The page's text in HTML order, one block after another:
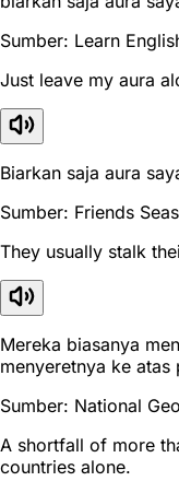
Sumber: Learn
Just leave my aura
Biarkan saja aura
Sumber: Friends
They usually stalk
Mereka biasanya
menyeretnya ke atas
Sumber: National
A shortfall of more
countries alone.